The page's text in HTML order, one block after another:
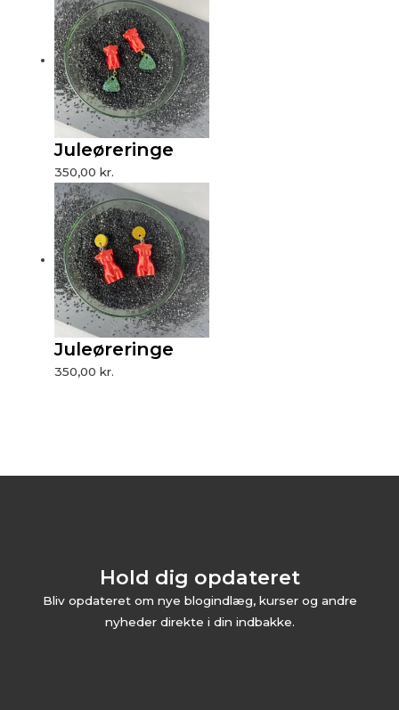
Juleøreringe
350,00kr.
Juleøreringe
350,00kr.
Hold dig opdateret
Bliv opdateret om nye blogindlæg, kurser og andre
nyheder direkte i din indbakke.